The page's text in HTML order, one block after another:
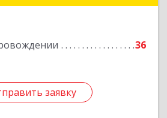
36
заявку
заявку